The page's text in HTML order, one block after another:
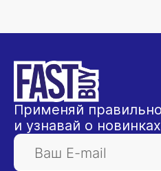
Применяй правильно
и узнавай о